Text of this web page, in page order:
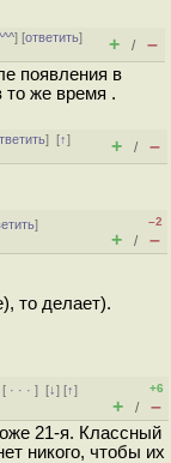
] [ответить]
+ / –
появления в
то же время .
][↑]
+ / –
]
–2
+ / –
то делает).
[ · · ·][↓] [↑]
+6
+ / –
21-я. Классный
никого, чтобы их